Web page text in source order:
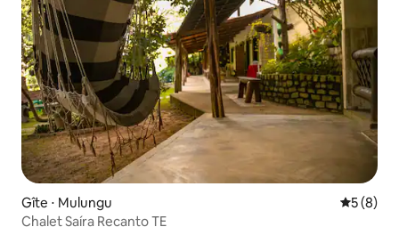
Gîte ⋅ Mulungu
5 (8)
Chalet Saíra Recanto TE